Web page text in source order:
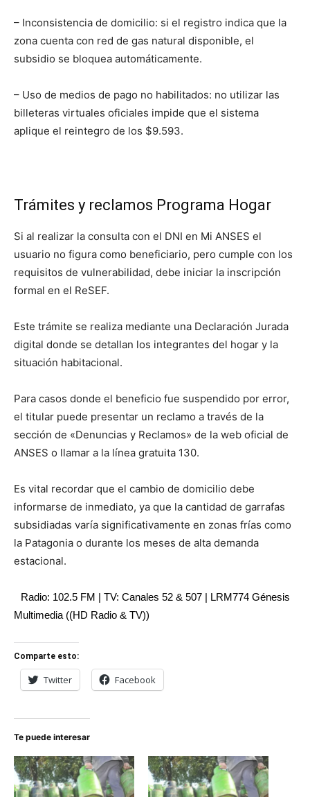
– Inconsistencia de domicilio: si el registro indica que la
zona cuenta con red de gas natural disponible, el
subsidio se bloquea automáticamente.
– Uso de medios de pago no habilitados: no utilizar las
billeteras virtuales oficiales impide que el sistema
aplique el reintegro de los $9.593.
Trámites y reclamos Programa Hogar
Si al realizar la consulta con el DNI en Mi ANSES el
usuario no figura como beneficiario, pero cumple con los
requisitos de vulnerabilidad, debe iniciar la inscripción
formal en el ReSEF.
Este trámite se realiza mediante una Declaración Jurada
digital donde se detallan los integrantes del hogar y la
situación habitacional.
Para casos donde el beneficio fue suspendido por error,
el titular puede presentar un reclamo a través de la
sección de «Denuncias y Reclamos» de la web oficial de
ANSES o llamar a la línea gratuita 130.
Es vital recordar que el cambio de domicilio debe
informarse de inmediato, ya que la cantidad de garrafas
subsidiadas varía significativamente en zonas frías como
la Patagonia o durante los meses de alta demanda
estacional.
Radio: 102.5 FM | TV: Canales 52 & 507 | LRM774 Génesis
Multimedia ((HD Radio & TV))
Comparte esto:
Twitter Facebook
Te puede interesar